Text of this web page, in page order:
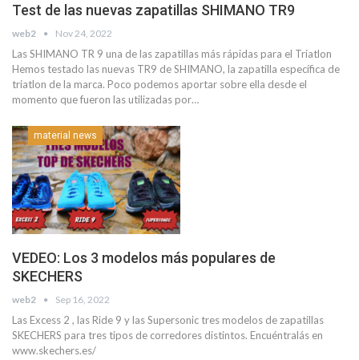
Test de las nuevas zapatillas SHIMANO TR9
web2 Nov 24, 2022
Las SHIMANO TR 9 una de las zapatillas más rápidas para el Triatlon
Hemos testado las nuevas TR9 de SHIMANO, la zapatilla específica de
triatlon de la marca. Poco podemos aportar sobre ella desde el
momento que fueron las utilizadas por…
material news
VEDEO: Los 3 modelos más populares de
SKECHERS
web2 Sep 16, 2022
Las Excess 2 , las Ride 9 y las Supersonic tres modelos de zapatillas
SKECHERS para tres tipos de corredores distintos. Encuéntralás en
www.skechers.es/